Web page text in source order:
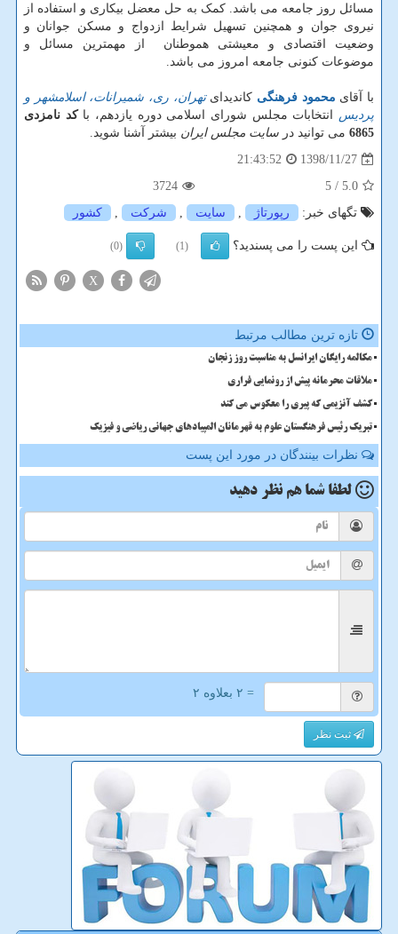
مسائل روز جامعه می باشد. کمک به حل معضل بیکاری و استفاده از
نیروی جوان و همچنین تسهیل شرایط ازدواج و مسکن جوانان و
وضعیت اقتصادی و معیشتی هموطنان از مهمترین مسائل و
موضوعات کنونی جامعه امروز می باشد.
با آقای محمود فرهنگی کاندیدایتهران، ری، شمیرانات، اسلامشهر و
پردیس انتخابات مجلس شورای اسلامی دوره یازدهم، باکد نامزدی
6865 می توانید در سایت مجلس ایران بیشتر آشنا شوید.
1398/11/27
21:43:52
5.0
/ 5
3724
تگهای خبر:
رپورتاژ , سایت , شركت , كشور
این پست را می پسندید؟ (1)
(0)
X
تازه ترین مطالب مرتبط
مکالمه رایگان ایرانسل به مناسبت روز زنجان
ملاقات محرمانه پیش از رونمایی فراری
کشف آنزیمی که پیری را معکوس می کند
تبریک رئیس فرهنگستان علوم به قهرمانان المپیادهای جهانی ریاضی و فیزیک
نظرات بینندگان در مورد این پست
لطفا شما هم نظر دهید
= ۲ بعلاوه ۲
ثبت نظر